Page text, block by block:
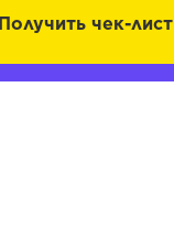
Получить чек-лист